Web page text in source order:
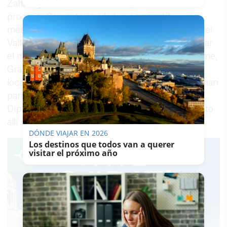
Zahara y San José no son las primeras en este
proceso. Con anterioridad ya se constituyeron
mesas técnicas en Setenil, El Bosque y Alcalá del
Valle, y en próximas fechas está previsto alcanzar
el mismo objetivo en Villaluenga, Torre Alháquime,
Grazalema, Castellar y Espera. Todas estas
localidades, de menos de 5.000 habitantes, forman
parte de una intervención específica de la
Diputación destinada a actualizar el planeamiento
allí donde no se había emprendido esa revisión.
DÓNDE VIAJAR EN 2026
Los destinos que todos van a querer
visitar el próximo año